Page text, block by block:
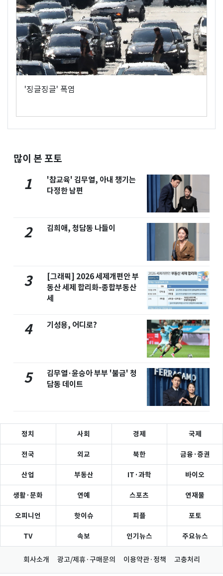
'징글징글' 폭염
많이 본 포토
1
'참교육' 김무열, 아내 챙기는
다정한 남편
2 김희애, 청담동 나들이
3
[그래픽] 2026 세제개편안 부
동산 세제 합리화-종합부동산
세
4 기성용, 어디로?
5
김무열·윤승아 부부 '불금' 청
담동 데이트
정치 사회 경제 국제
전국 외교 북한 금융·증권
산업 부동산 IT·과학 바이오
생활·문화 연예 스포츠 연재물
오피니언 핫이슈 피플 포토
TV 속보 인기뉴스 주요뉴스
회사소개 광고/제휴·구매문의 이용약관·정책 고충처리